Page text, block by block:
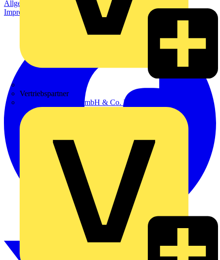
Vertriebspartner
Adalbert Zajadacz GmbH & Co. KG
Allgemeine Geschäftsbedingungen
Datenschutzerklärung
Impressum